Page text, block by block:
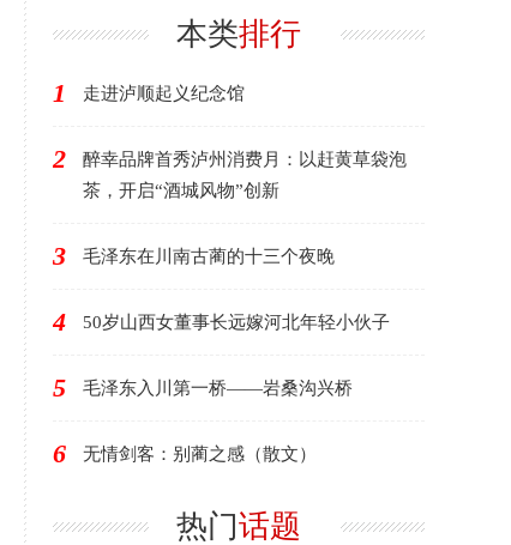
本类排行
1 走进泸顺起义纪念馆
2
醉幸品牌首秀泸州消费月：以赶黄草袋泡
茶，开启“酒城风物”创新
3 毛泽东在川南古蔺的十三个夜晚
4 50岁山西女董事长远嫁河北年轻小伙子
5 毛泽东入川第一桥——岩桑沟兴桥
6 无情剑客：别蔺之感（散文）
热门话题